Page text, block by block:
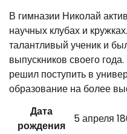
В гимназии Николай
научных клубах и
талантливый ученик и
выпускников своего
решил поступить в
образование на более
Дата
рождения
5 апреля